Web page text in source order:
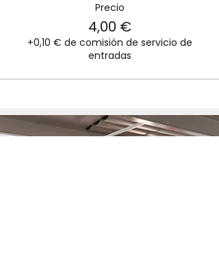
Precio
4,00 €
+0,10 € de comisión de servicio de
entradas